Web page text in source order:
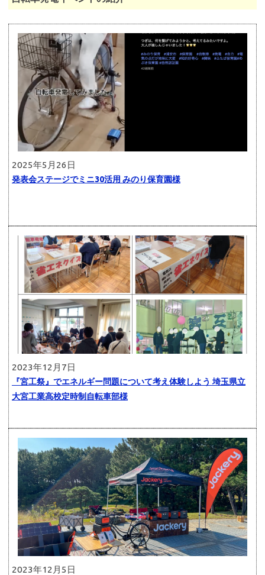
2025年5月26日
発表会ステージでミニ30活用 みのり保育園様
2023年12月7日
『宮工祭』でエネルギー問題について考え体験しよう 埼玉県立
大宮工業高校定時制自転車部様
2023年12月5日